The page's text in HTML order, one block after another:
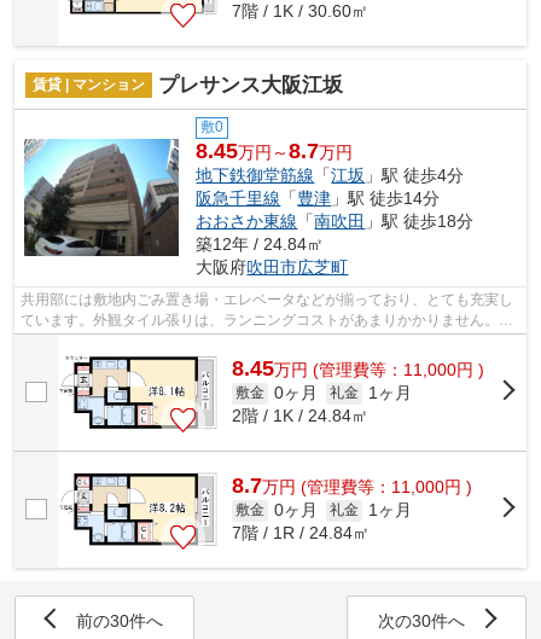
7階 / 1K / 30.60㎡
賃貸 | マンション プレサンス大阪江坂
敷0
8.45万円～8.7万円
地下鉄御堂筋線 「江坂 」駅 徒歩4分
阪急千里線 「豊津 」駅 徒歩14分
おおさか東線 「南吹田 」駅 徒歩18分
築12年 / 24.84㎡
大阪府吹田市広芝町
共用部には敷地内ごみ置き場・エレベータなどが揃っており、とても充実し
ています。外観タイル張りは、ランニングコストがあまりかかりません。防
犯対策もバッチリなマンションタイプ...
8.45万円 (管理費等：11,000円 )
敷金 0ヶ月 礼金
1ヶ月
2階 / 1K / 24.84㎡
8.7万円 (管理費等：11,000円 )
敷金 0ヶ月 礼金
1ヶ月
7階 / 1R / 24.84㎡
前の30件へ 次の30件へ